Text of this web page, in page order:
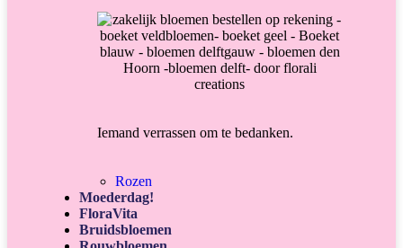
Iemand verrassen om te bedanken.
Rozen
Moederdag!
FloraVita
Bruidsbloemen